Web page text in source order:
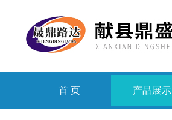
首 页 产品展示